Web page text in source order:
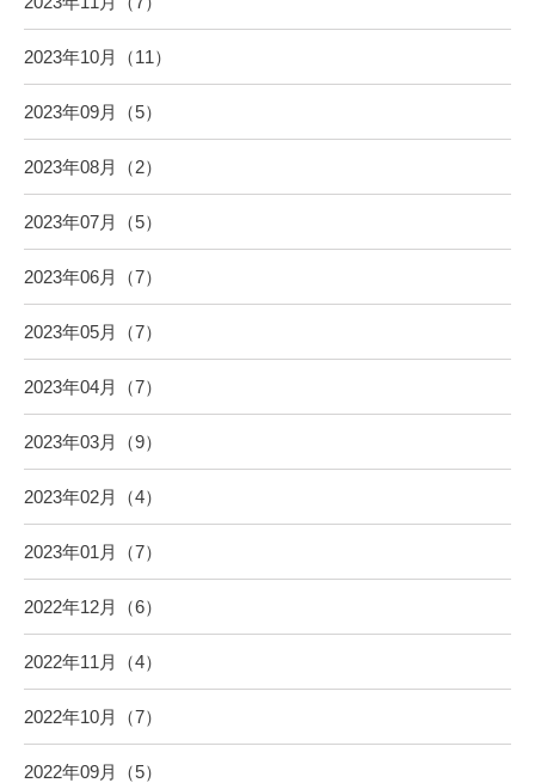
2023年10月（11）
2023年09月（5）
2023年08月（2）
2023年07月（5）
2023年06月（7）
2023年05月（7）
2023年04月（7）
2023年03月（9）
2023年02月（4）
2023年01月（7）
2022年12月（6）
2022年11月（4）
2022年10月（7）
2022年09月（5）